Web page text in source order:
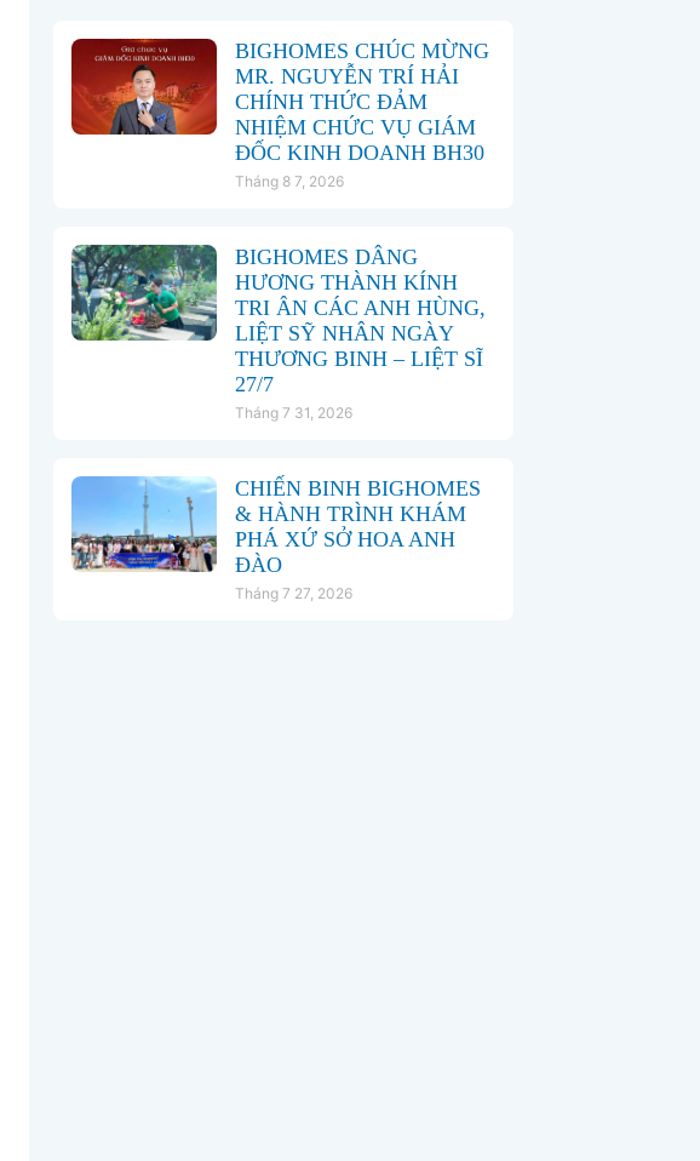
BIGHOMES CHÚC MỪNG
MR. NGUYỄN TRÍ HẢI
CHÍNH THỨC ĐẢM
NHIỆM CHỨC VỤ GIÁM
ĐỐC KINH DOANH BH30
Tháng 8 7, 2026
BIGHOMES DÂNG
HƯƠNG THÀNH KÍNH
TRI ÂN CÁC ANH HÙNG,
LIỆT SỸ NHÂN NGÀY
THƯƠNG BINH – LIỆT SĨ
27/7
Tháng 7 31, 2026
CHIẾN BINH BIGHOMES
& HÀNH TRÌNH KHÁM
PHÁ XỨ SỞ HOA ANH
ĐÀO
Tháng 7 27, 2026